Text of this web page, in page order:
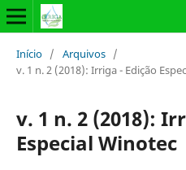
Início / Arquivos /
v. 1 n. 2 (2018): Irriga - Edição
v. 1 n. 2 (2018):
Especial Winotec